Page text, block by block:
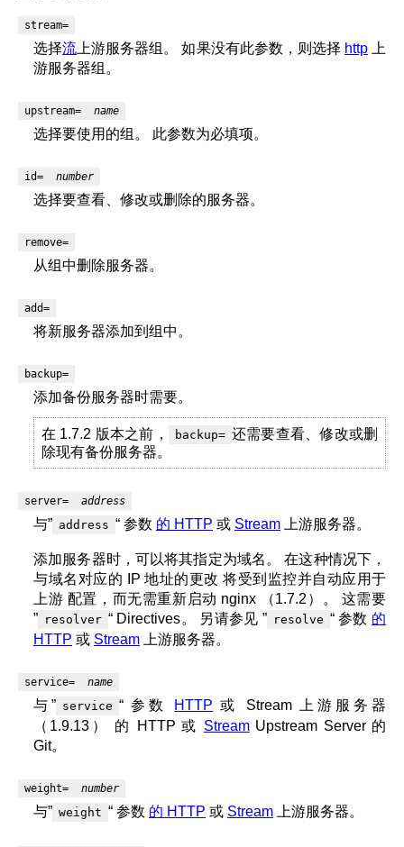
stream=
选择流 上游服务器组。 如果没有此参数，则选择 http上
游服务器组。
upstream= name
选择要使用的组。 此参数为必填项。
id= number
选择要查看、修改或删除的服务器。
remove=
从组中删除服务器。
add=
将新服务器添加到组中。
backup=
添加备份服务器时需要。
在 1.7.2 版本之前， backup= 还需要查看、修改或删
除现有备份服务器。
server= address
与” address “ 参数 的 HTTP 或 Stream 上游服务器。
添加服务器时，可以将其指定为域名。 在这种情况下，
与域名对应的 IP 地址的更改 将受到监控并自动应用于
上游 配置，而无需重新启动 nginx （1.7.2）。 这需要
” resolver “ Directives。 另请参见 ” resolve “ 参数 的
HTTP 或 Stream 上游服务器。
service= name
与” service “ 参数 HTTP 或 Stream 上游服务器
（1.9.13） 的 HTTP 或 StreamUpstream Server 的
Git。
weight= number
与” weight “ 参数 的 HTTP 或 Stream 上游服务器。